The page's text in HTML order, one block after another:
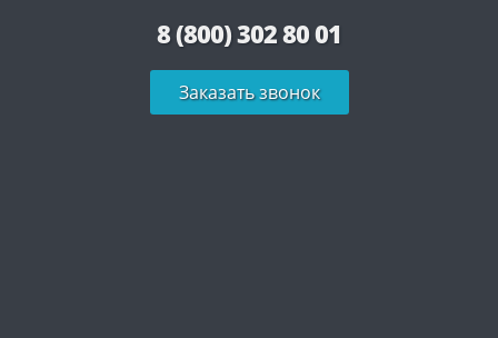
8 (800) 302 80 01
Заказать звонок